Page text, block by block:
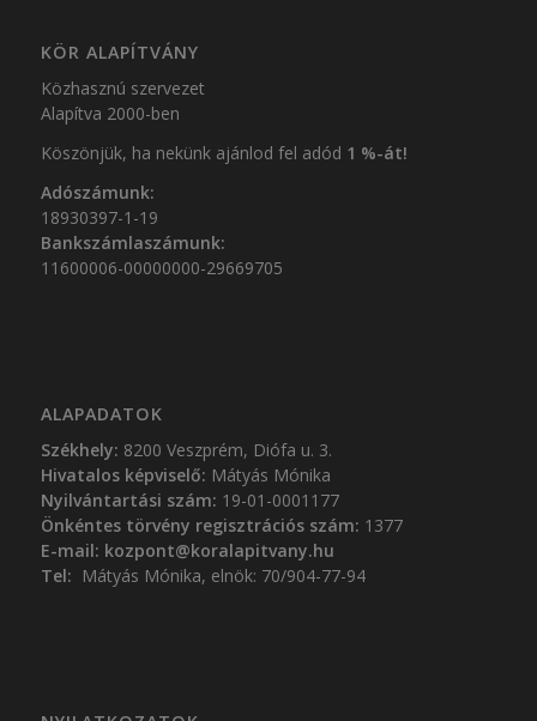
KÖR ALAPÍTVÁNY
Közhasznú szervezet
Alapítva 2000-ben
Köszönjük, ha nekünk ajánlod fel adód 1 %-át!
Adószámunk:
18930397-1-19
Bankszámlaszámunk:
11600006-00000000-29669705
ALAPADATOK
Székhely: 8200 Veszprém, Diófa u. 3.
Hivatalos képviselő: Mátyás Mónika
Nyilvántartási szám: 19-01-0001177
Önkéntes törvény regisztrációs szám: 1377
E-mail: kozpont@koralapitvany.hu
Tel: Mátyás Mónika, elnök: 70/904-77-94